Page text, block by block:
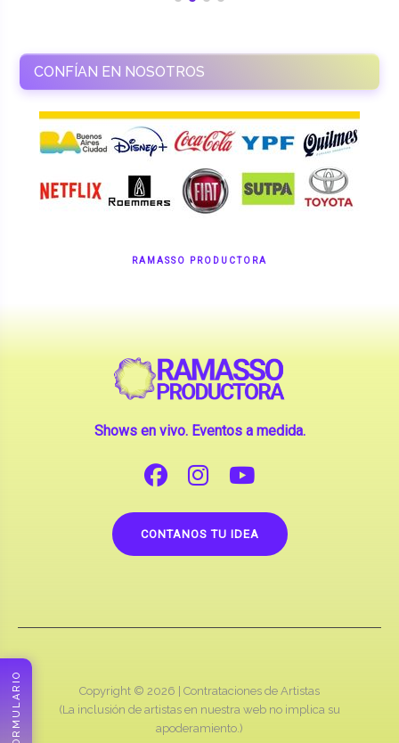
CONFÍAN EN NOSOTROS
RAMASSO PRODUCTORA
Shows en vivo. Eventos a medida.
CONTANOS TU IDEA
Copyright © 2026 | Contrataciones de Artistas
(La inclusión de artistas en nuestra web no implica su
apoderamiento.)
FORMULARIO